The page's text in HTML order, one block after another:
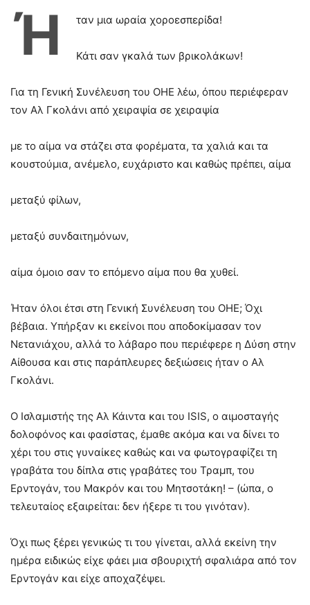
Ή ταν μια ωραία χοροεσπερίδα!
Κάτι σαν γκαλά των βρικολάκων!
Για τη Γενική Συνέλευση του ΟΗΕ λέω, όπου περιέφεραν
τον Αλ Γκολάνι από χειραψία σε χειραψία
με το αίμα να στάζει στα φορέματα, τα χαλιά και τα
κουστούμια, ανέμελο, ευχάριστο και καθώς πρέπει, αίμα
μεταξύ φίλων,
μεταξύ συνδαιτημόνων,
αίμα όμοιο σαν το επόμενο αίμα που θα χυθεί.
Ήταν όλοι έτσι στη Γενική Συνέλευση του ΟΗΕ; Όχι
βέβαια. Υπήρξαν κι εκείνοι που αποδοκίμασαν τον
Νετανιάχου, αλλά το λάβαρο που περιέφερε η Δύση στην
Αίθουσα και στις παράπλευρες δεξιώσεις ήταν ο Αλ
Γκολάνι.
Ο Ισλαμιστής της Αλ Κάιντα και του ISIS, ο αιμοσταγής
δολοφόνος και φασίστας, έμαθε ακόμα και να δίνει το
χέρι του στις γυναίκες καθώς και να φωτογραφίζει τη
γραβάτα του δίπλα στις γραβάτες του Τραμπ, του
Ερντογάν, του Μακρόν και του Μητσοτάκη! – (ώπα, ο
τελευταίος εξαιρείται: δεν ήξερε τι του γινόταν).
Όχι πως ξέρει γενικώς τι του γίνεται, αλλά εκείνη την
ημέρα ειδικώς είχε φάει μια σβουριχτή σφαλιάρα από τον
Ερντογάν και είχε αποχαζέψει.